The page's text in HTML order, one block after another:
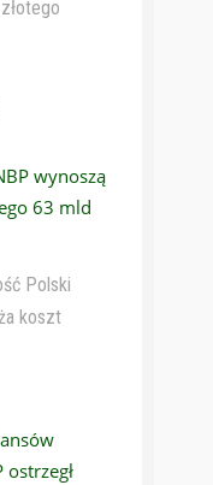
wynoszą
63 mld
Polski
koszt